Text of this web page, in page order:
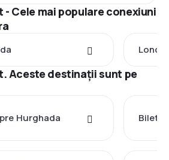
- Cele mai populare conexiuni
Aceste destinații sunt pe
Hurghada Bilete